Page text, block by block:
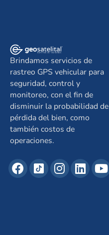
Brindamos servicios de
rastreo GPS vehicular para
seguridad, control y
monitoreo, con el fin de
disminuir la probabilidad de
pérdida del bien, como
también costos de
operaciones.